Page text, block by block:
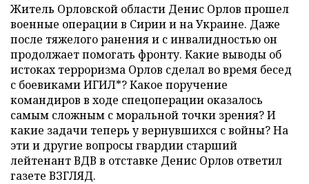
Житель Орловской области Денис Орлов прошел
военные операции в Сирии и на Украине. Даже
после тяжелого ранения и с инвалидностью он
продолжает помогать фронту. Какие выводы об
истоках терроризма Орлов сделал во время бесед
с боевиками ИГИЛ*? Какое поручение
командиров в ходе спецоперации оказалось
самым сложным с моральной точки зрения? И
какие задачи теперь у вернувшихся с войны? На
эти и другие вопросы гвардии старший
лейтенант ВДВ в отставке Денис Орлов ответил
газете ВЗГЛЯД.